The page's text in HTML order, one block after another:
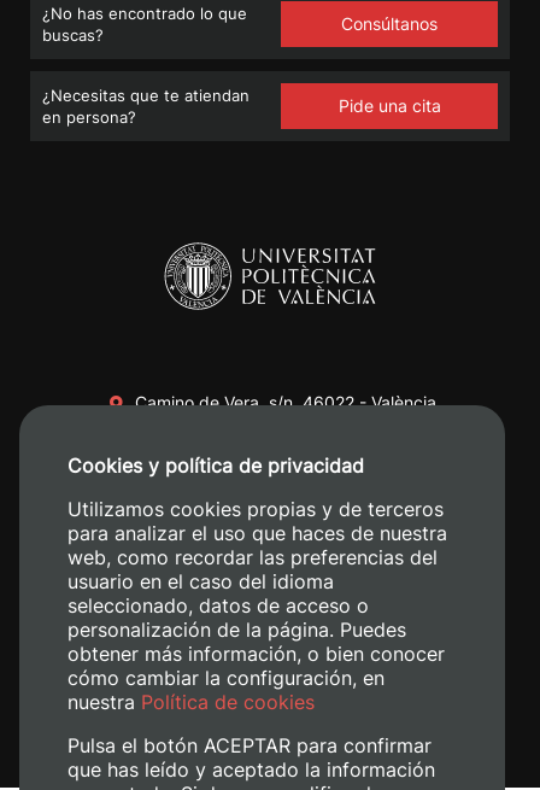
¿No has encontrado lo que
buscas?
Consúltanos
¿Necesitas que te atiendan
en persona?
Pide una cita
Camino de Vera, s/n. 46022 - València
+34 620 04 00 50
Cookies y política de privacidad
Utilizamos cookies propias y de terceros
para analizar el uso que haces de nuestra
web, como recordar las preferencias del
usuario en el caso del idioma
seleccionado, datos de acceso o
personalización de la página. Puedes
obtener más información, o bien conocer
cómo cambiar la configuración, en
nuestra Política de cookies
Pulsa el botón ACEPTAR para confirmar
que has leído y aceptado la información